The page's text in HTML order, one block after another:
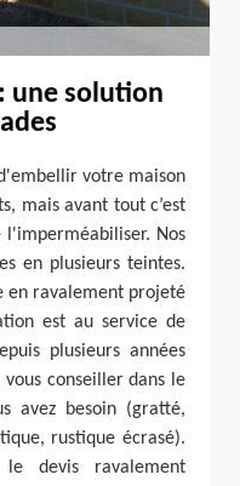
une solution
votre maison
mais avant tout c’est
Nos
en plusieurs teintes.
en ravalement projeté
est au service de
plusieurs années
conseiller dans le
avez besoin (gratté,
rustique écrasé).
le devis ravalement